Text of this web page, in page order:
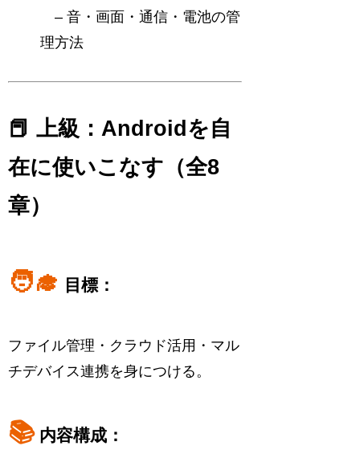
– 音・画面・通信・電池の管
理方法
📕 上級：Androidを自
在に使いこなす（全8
章）
🧑‍🎓 目標：
ファイル管理・クラウド活用・マル
チデバイス連携を身につける。
📚内容構成：